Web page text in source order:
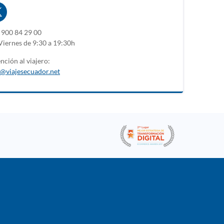
900 84 29 00
de 9:30 a 19:30h
al viajero: